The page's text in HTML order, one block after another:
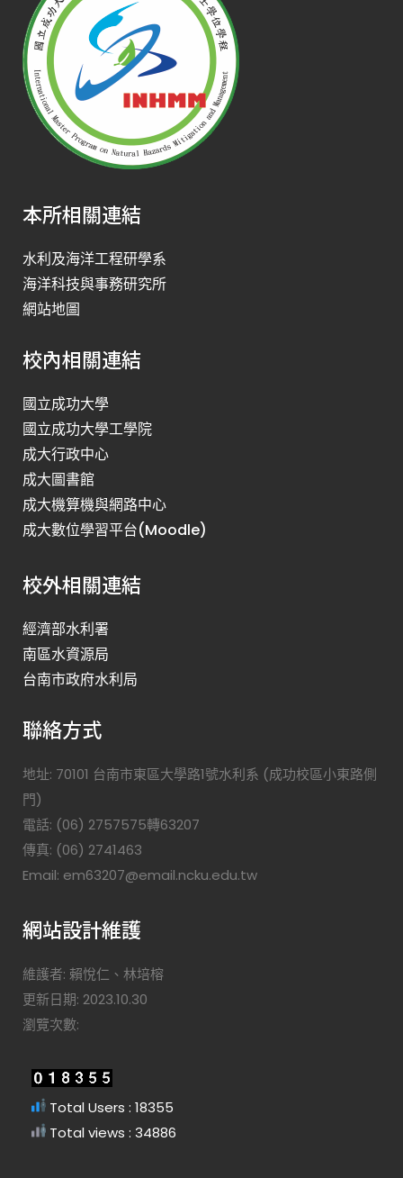
本所相關連結
水利及海洋工程研學系
海洋科技與事務研究所
網站地圖
校內相關連結
國立成功大學
國立成功大學工學院
成大行政中心
成大圖書館
成大機算機與網路中心
成大數位學習平台(Moodle)
校外相關連結
經濟部水利署
南區水資源局
台南市政府水利局
聯絡方式
地址: 70101 台南市東區大學路1號水利系 (成功校區小東路側
門)
電話: (06) 2757575轉63207
傳真: (06) 2741463
Email: em63207@email.ncku.edu.tw
網站設計維護
維護者: 賴悅仁、林培榕
更新日期: 2023.10.30
瀏覽次數:
Total Users : 18355
Total views : 34886